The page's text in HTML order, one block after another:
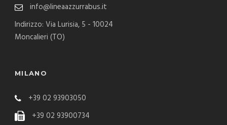
info@lineaazzurrabus.it
Indirizzo: Via Lurisia, 5 - 10024
Moncalieri (TO)
MILANO
+39 02 93903050
+39 02 93900734